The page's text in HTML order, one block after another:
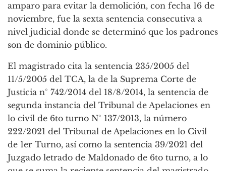
amparo para evitar la demolición, con fecha 16 de
noviembre, fue la sexta sentencia consecutiva a
nivel judicial donde se determinó que los padrones
son de dominio público.
El magistrado cita la sentencia 235/2005 del
11/5/2005 del TCA, la de la Suprema Corte de
Justicia n° 742/2014 del 18/8/2014, la sentencia de
segunda instancia del Tribunal de Apelaciones en
lo civil de 6to turno N° 137/2013, la número
222/2021 del Tribunal de Apelaciones en lo Civil
de 1er Turno, así como la sentencia 39/2021 del
Juzgado letrado de Maldonado de 6to turno, a lo